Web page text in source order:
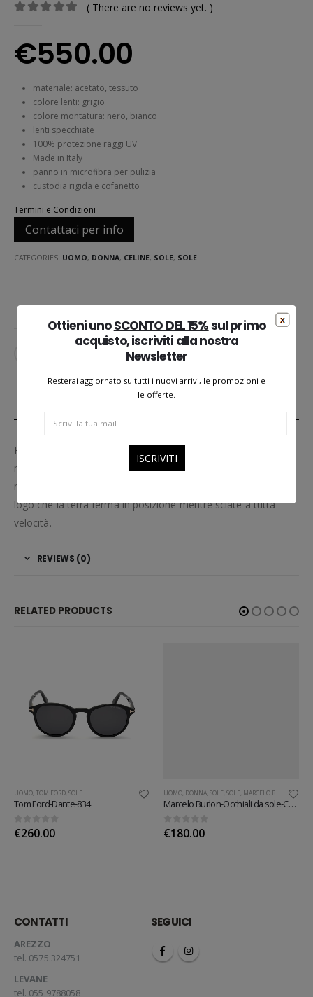
( There are no reviews yet. )
€550.00
materiale: acetato, tessuto
colore lenti: grigio
colore montatura: nero, bianco
lenti specchiate
100% protezione raggi UV
Made in Italy
panno in microfibra per pulizia
custodia rigida e cofanetto
Termini e Condizioni
Contattaci per info
CATEGORIES: UOMO, DONNA, CELINE, SOLE, SOLE
AGGIUNGI ALLA LISTA DEI DESIDERI
Per un look elegante anche sulle piste scegliete questa
mascherina da sci bianca di Celine Eyewear. Dotata
naturalmente di protezione UV, ha una fascia in jacquard con
logo che la terrà ferma in posizione mentre sciate a tutta
velocità.
REVIEWS (0)
RELATED PRODUCTS
UOMO TOM FORD SOLE
Tom Ford-Dante-834
0out of 5
€260.00
UOMO DONNA, SOLE SOLE MARCELO BURLON
Marcelo Burlon-Occhiali da sole-Cardo rettangolari
0out of 5
€180.00
CONTATTI
AREZZO
tel. 0575.324751
LEVANE
tel. 055.9788058
SEGUICI
Ottieni unoSCONTO DEL 15%sul primo
acquisto, iscriviti alla nostra
Newsletter
Resterai aggiornato su tutti i nuovi arrivi, le promozioni e
le offerte.